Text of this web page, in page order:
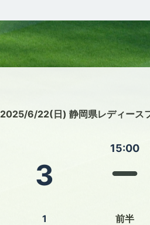
2025/6/22(日) 静岡県レディース
15:00
3
1
前半